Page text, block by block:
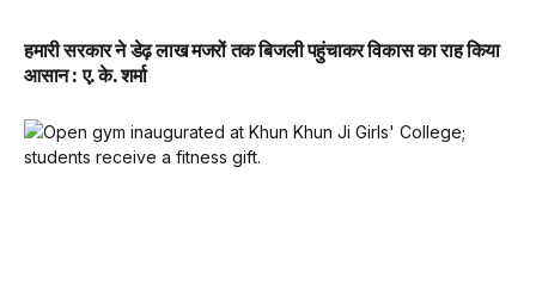
हमारी सरकार ने डेढ़ लाख मजरों तक बिजली पहुंचाकर विकास का राह किया
आसान : ए. के. शर्मा